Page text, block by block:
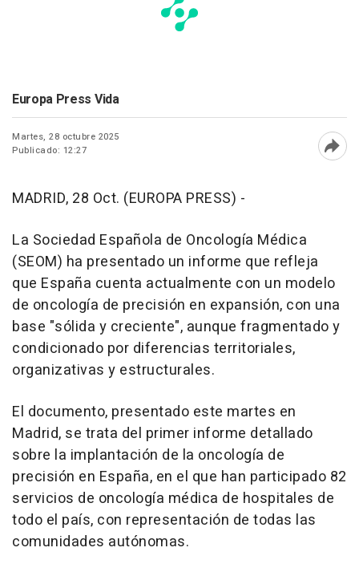
Europa Press Vida
Martes, 28 octubre 2025
Publicado: 12:27
MADRID, 28 Oct. (EUROPA PRESS) -
La Sociedad Española de Oncología Médica
(SEOM) ha presentado un informe que refleja
que España cuenta actualmente con un modelo
de oncología de precisión en expansión, con una
base "sólida y creciente", aunque fragmentado y
condicionado por diferencias territoriales,
organizativas y estructurales.
El documento, presentado este martes en
Madrid, se trata del primer informe detallado
sobre la implantación de la oncología de
precisión en España, en el que han participado 82
servicios de oncología médica de hospitales de
todo el país, con representación de todas las
comunidades autónomas.